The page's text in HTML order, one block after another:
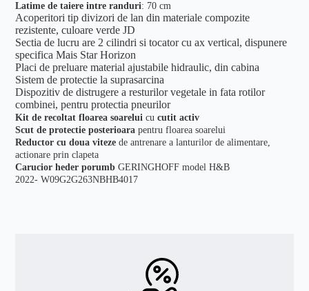
Latime de taiere intre randuri: 70 cm
Acoperitori tip divizori de lan din materiale compozite
rezistente, culoare verde JD
Sectia de lucru are 2 cilindri si tocator cu ax vertical, dispunere
specifica Mais Star Horizon
Placi de preluare material ajustabile hidraulic, din cabina
Sistem de protectie la suprasarcina
Dispozitiv de distrugere a resturilor vegetale in fata rotilor
combinei, pentru protectia pneurilor
Kit de recoltat floarea soarelui cucutit activ
Scut de protectie posterioara pentru floarea soarelui
Reductor cu doua viteze de antrenare a lanturilor de alimentare,
actionare prin clapeta
Carucior heder porumbGERINGHOFF model H&B
2022- W09G2G263NBHB4017